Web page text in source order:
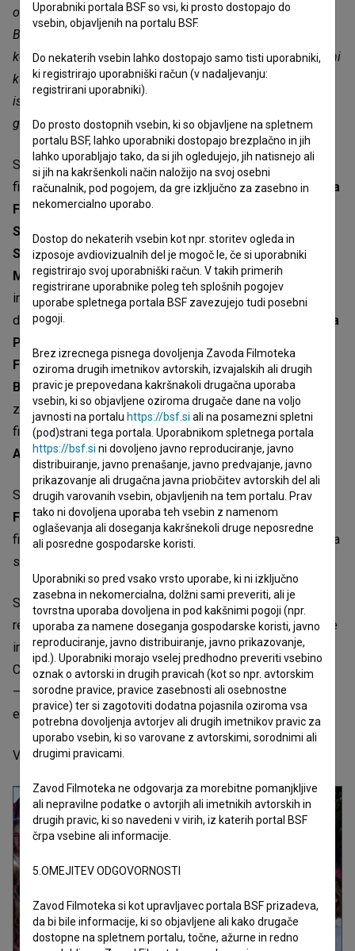
občinstvom. Še posebej nas veseli, da se bo projekcije v
Busanu lahko udeležila tudi glavna igralka Lana Marić, ki jo
korejska kultura že dolgo navdihuje. Gre za dve zelo različni
kulturni okolji, vendar verjamemo, da bo film s svojo
iskrenostjo, humorjem in čustveno močjo pustil pečat pri
gledalcih na obeh straneh sveta.«
Scenarij za film sta napisali režiserka inNika Jurman. V
filmu igrajoLana Marić(Ida),Liza Muršič(Terezka),Judita
Franković Brdar (Ivana),
Stropnik
(stara mama), Petja Labović (Propalica),
Stražar(tovarišica za glasbo),Mila Peršin (Anita),Lara
Maria Vouk(razredničarka), Miranda Trnjanin(Darja)
in
Dario Nožić Serini(Milan). Pri filmu sodelujejo še
direktor fotografije
Alenja
Pivko Kneževič
Ferlan, kostumografkaIna Ferlan, oblikovalka maske
Bratušek, montažerAndrej Nagode, oblikovalec
zvokaSamo Jurca, koloristEmil Svetlikin direktorica
filmaMojca Pernat. Producenta filma staJerca Jerič
Andraž Jeričiz produkcijske hišeTemporama.
Soproducenti filma soRTV Slovenija, Gustav FilminFilm
Factory. Film je nastal s finančno podporo Slovenskega
filmskega centra, Ustvarjalne Evrope – MEDIA in Filmskega
studia Viba film.
Sočasno z Busanom bo film prikazan tudi v puljskem
regionalnem tekmovalnem programu. Svetovno premiero je
imel na lanskem festivalu vzhodnoevropskega filma v
Cottbusu, kjer je prejel posebno omembo ekumenske žirije
– priznanje, ki ga prejmejo filmi z izrazitim človeškim,
etičnim in duhovnim sporočilom.
Vir: Slovenski filmski center
Uporabniki portala BSF so vsi, ki prosto dostopajo do
vsebin, objavljenih na portalu BSF.
Do nekaterih vsebin lahko dostopajo samo tisti uporabniki,
ki registrirajo uporabniški račun (v nadaljevanju:
registrirani uporabniki).
Do prosto dostopnih vsebin, ki so objavljene na spletnem
portalu BSF, lahko uporabniki dostopajo brezplačno in jih
lahko uporabljajo tako, da si jih ogledujejo, jih natisnejo ali
si jih na kakršenkoli način naložijo na svoj osebni
računalnik, pod pogojem, da gre izključno za zasebno in
nekomercialno uporabo.
Dostop do nekaterih vsebin kot npr. storitev ogleda in
izposoje avdiovizualnih del je mogoč le, če si uporabniki
registrirajo svoj uporabniški račun. V takih primerih
registrirane uporabnike poleg teh splošnih pogojev
uporabe spletnega portala BSF zavezujejo tudi posebni
pogoji.
Brez izrecnega pisnega dovoljenja Zavoda Filmoteka
oziroma drugih imetnikov avtorskih, izvajalskih ali drugih
pravic je prepovedana kakršnakoli drugačna uporaba
vsebin, ki so objavljene oziroma drugače dane na voljo
javnosti na portalu https://bsf.si ali na posamezni spletni
(pod)strani tega portala. Uporabnikom spletnega portala
https://bsf.si ni dovoljeno javno reproduciranje, javno
distribuiranje, javno prenašanje, javno predvajanje, javno
prikazovanje ali drugačna javna priobčitev avtorskih del ali
drugih varovanih vsebin, objavljenih na tem portalu. Prav
tako ni dovoljena uporaba teh vsebin z namenom
oglaševanja ali doseganja kakršnekoli druge neposredne
ali posredne gospodarske koristi.
Uporabniki so pred vsako vrsto uporabe, ki ni izključno
zasebna in nekomercialna, dolžni sami preveriti, ali je
tovrstna uporaba dovoljena in pod kakšnimi pogoji (npr.
uporaba za namene doseganja gospodarske koristi, javno
reproduciranje, javno distribuiranje, javno prikazovanje,
ipd.). Uporabniki morajo vselej predhodno preveriti vsebino
oznak o avtorski in drugih pravicah (kot so npr. avtorskim
sorodne pravice, pravice zasebnosti ali osebnostne
pravice) ter si zagotoviti dodatna pojasnila oziroma vsa
potrebna dovoljenja avtorjev ali drugih imetnikov pravic za
uporabo vsebin, ki so varovane z avtorskimi, sorodnimi ali
drugimi pravicami.
Zavod Filmoteka ne odgovarja za morebitne pomanjkljive
ali nepravilne podatke o avtorjih ali imetnikih avtorskih in
drugih pravic, ki so navedeni v virih, iz katerih portal BSF
črpa vsebine ali informacije.
5.OMEJITEV ODGOVORNOSTI
Zavod Filmoteka si kot upravljavec portala BSF prizadeva,
da bi bile informacije, ki so objavljene ali kako drugače
dostopne na spletnem portalu, točne, ažurne in redno